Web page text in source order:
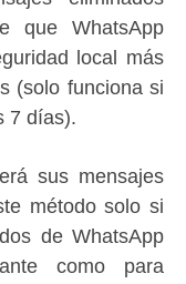
que WhatsApp
local más
(solo funciona si
7 días).
sus mensajes
método solo si
de WhatsApp
como para